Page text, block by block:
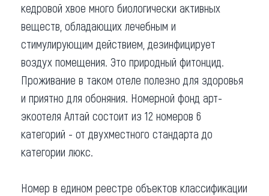
кедровой хвое много биологически активных
веществ, обладающих лечебным и
стимулирующим действием, дезинфицирует
воздух помещения. Это природный фитонцид.
Проживание в таком отеле полезно для здоровья
и приятно для обоняния. Номерной фонд арт-
экоотеля Алтай состоит из 12 номеров 6
категорий - от двухместного стандарта до
категории люкс.
Номер в едином реестре объектов классификации